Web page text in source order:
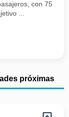
con 75
...
próximas